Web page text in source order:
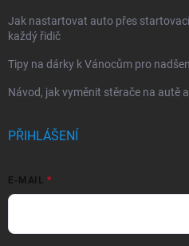
Jak nastartovat auto přes
každý řidič
Tipy na dárky k Vánocům pro
Návod, jak vyměnit stěrače na autě
PŘIHLÁŠENÍ
E-MAIL